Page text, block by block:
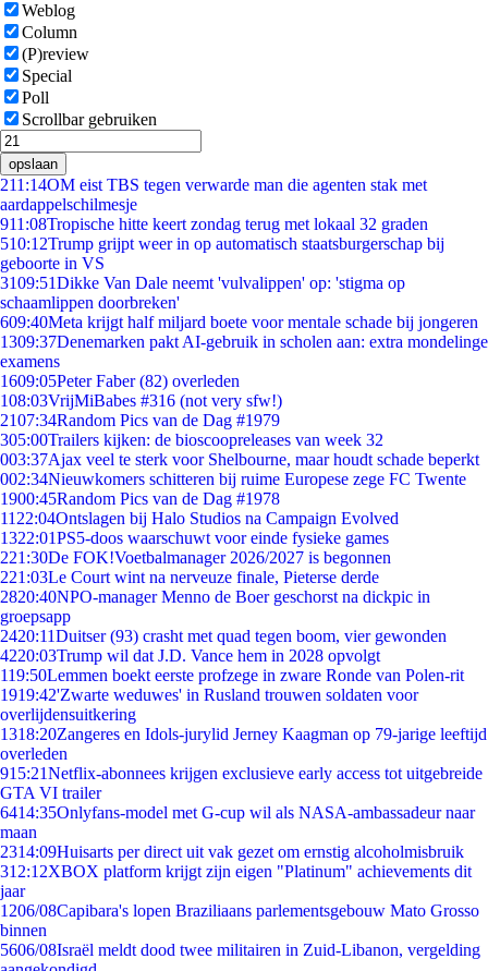
Weblog
Column
(P)review
Special
Poll
Scrollbar gebruiken
opslaan
211:14OM eist TBS tegen verwarde man die agenten stak met
aardappelschilmesje
911:08Tropische hitte keert zondag terug met lokaal 32 graden
510:12Trump grijpt weer in op automatisch staatsburgerschap bij
geboorte in VS
3109:51Dikke Van Dale neemt 'vulvalippen' op: 'stigma op
schaamlippen doorbreken'
609:40Meta krijgt half miljard boete voor mentale schade bij jongeren
1309:37Denemarken pakt AI-gebruik in scholen aan: extra mondelinge
examens
1609:05Peter Faber (82) overleden
108:03VrijMiBabes #316 (not very sfw!)
2107:34Random Pics van de Dag #1979
305:00Trailers kijken: de bioscoopreleases van week 32
003:37Ajax veel te sterk voor Shelbourne, maar houdt schade beperkt
002:34Nieuwkomers schitteren bij ruime Europese zege FC Twente
1900:45Random Pics van de Dag #1978
11 22:04Ontslagen bij Halo Studios na Campaign Evolved
1322:01PS5-doos waarschuwt voor einde fysieke games
221:30De FOK!Voetbalmanager 2026/2027 is begonnen
221:03Le Court wint na nerveuze finale, Pieterse derde
2820:40NPO-manager Menno de Boer geschorst na dickpic in
groepsapp
2420:11Duitser (93) crasht met quad tegen boom, vier gewonden
4220:03Trump wil dat J.D. Vance hem in 2028 opvolgt
119:50Lemmen boekt eerste profzege in zware Ronde van Polen-rit
1919:42'Zwarte weduwes' in Rusland trouwen soldaten voor
overlijdensuitkering
1318:20Zangeres en Idols-jurylid Jerney Kaagman op 79-jarige leeftijd
overleden
915:21Netflix-abonnees krijgen exclusieve early access tot uitgebreide
GTA VI trailer
6414:35Onlyfans-model met G-cup wil als NASA-ambassadeur naar
maan
2314:09Huisarts per direct uit vak gezet om ernstig alcoholmisbruik
312:12XBOX platform krijgt zijn eigen "Platinum" achievements dit
jaar
1206/08Capibara's lopen Braziliaans parlementsgebouw Mato Grosso
binnen
5606/08Israël meldt dood twee militairen in Zuid-Libanon, vergelding